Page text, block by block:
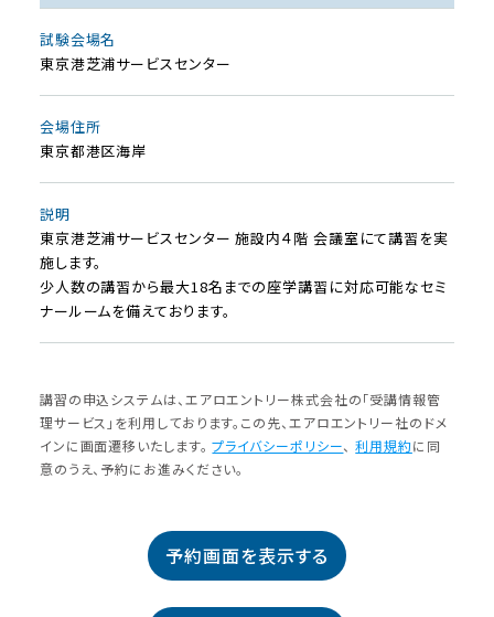
試験会場名
東京港芝浦サービスセンター
会場住所
東京都港区海岸
説明
東京港芝浦サービスセンター 施設内４階 会議室にて講習を実
施します。
少人数の講習から最大18名までの座学講習に対応可能なセミ
ナールームを備えております。
講習の申込システムは、エアロエントリー株式会社の「受講情報管
理サービス」を利⽤しております。この先、エアロエントリー社のドメ
インに画⾯遷移いたします。 プライバシーポリシー、利⽤規約に同
意のうえ、予約にお進みください。
予約画面を表示する